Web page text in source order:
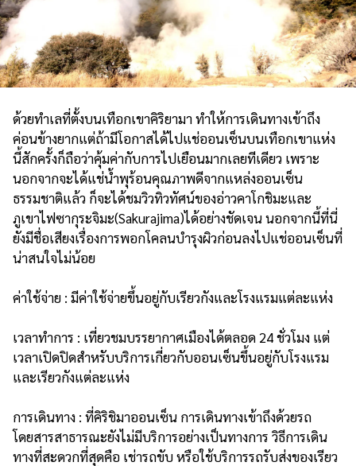
ด้วยทำเลที่ตั้งบนเทือกเขาคิริยามา ทำให้การเดินทางเข้าถึง
ค่อนข้างยากแต่ถ้ามีโอกาสได้ไปแช่ออนเซ็นบนเทือกเขาแห่ง
นี้สักครั้งก็ถือว่าคุ้มค่ากับการไปเยือนมากเลยทีเดียว เพราะ
นอกจากจะได้แช่น้ำพุร้อนคุณภาพดีจากแหล่งออนเซ็น
ธรรมชาติแล้ว ก็จะได้ชมวิวทิวทัศน์ของอ่าวคาโกชิมะและ
ภูเขาไฟซากุระจิมะ(Sakurajima)ได้อย่างชัดเจน นอกจากนี้ที่นี่
ยังมีชื่อเสียงเรื่องการพอกโคลนบำรุงผิวก่อนลงไปแช่ออนเซ็นที่
น่าสนใจไม่น้อย
ค่าใช้จ่าย : มีค่าใช้จ่ายขึ้นอยู่กับเรียวกังและโรงแรมแต่ละแห่ง
เวลาทำการ : เที่ยวชมบรรยากาศเมืองได้ตลอด 24 ชั่วโมง แต่
เวลาเปิดปิดสำหรับบริการเกี่ยวกับออนเซ็นขึ้นอยู่กับโรงแรม
และเรียวกังแต่ละแห่ง
การเดินทาง : ที่คิริชิมาออนเซ็น การเดินทางเข้าถึงด้วยรถ
โดยสารสาธารณะยังไม่มีบริการอย่างเป็นทางการ วิธีการเดิน
ทางที่สะดวกที่สุดคือ เช่ารถขับ หรือใช้บริการรถรับส่งของเรียว